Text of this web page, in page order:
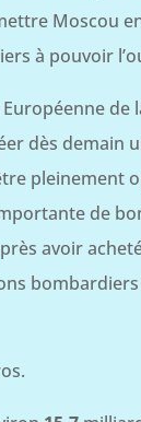
Moscou
à pouvoir
de
dès demain
pleinement
de
avoir
bombardiers